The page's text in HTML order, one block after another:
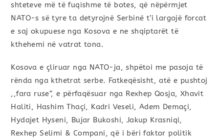
shteteve më të fuqishme të botes, që nëpërmjet
NATO-s së tyre ta detyrojnë Serbinë t’i largojë forcat
e saj okupuese nga Kosova e ne shqiptarët të
kthehemi në vatrat tona.
Kosova e çliruar nga NATO-ja, shpëtoi me pasoja të
rënda nga kthetrat serbe. Fatkeqësisht, atë e pushtoj
,,fara ruse”, e përfaqësuar nga Rexhep Qosja, Xhavit
Haliti, Hashim Thaçi, Kadri Veseli, Adem Demaçi,
Hydajet Hyseni, Bujar Bukoshi, Jakup Krasniqi,
Rexhep Selimi & Compani, që i bëri faktor politik